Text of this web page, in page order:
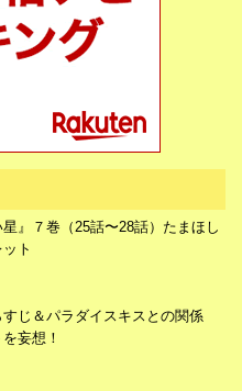
星』７巻（25話〜28話）たまほし
ト
すじ＆パラダイスキスとの関係
妄想！